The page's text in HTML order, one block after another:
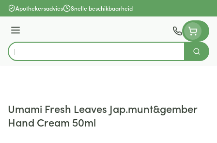
Ga naar de inhoud
Apothekersadvies Snelle beschikbaarheid
Menu
Product, merk, categorie...
Zoek
Umami Fresh Leaves Jap.munt&gember
Hand Cream 50ml